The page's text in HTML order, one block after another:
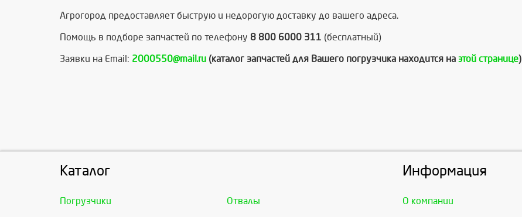
Агрогород предоставляет быструю и недорогую доставку до вашего адреса.
Помощь в подборе запчастей по телефону 8 800 6000 311 (бесплатный)
Заявки на Email: 2000550@mail.ru (каталог запчастей для Вашего погрузчика находится на этой странице)
Каталог
Погрузчики Отвалы
Информация
О компании